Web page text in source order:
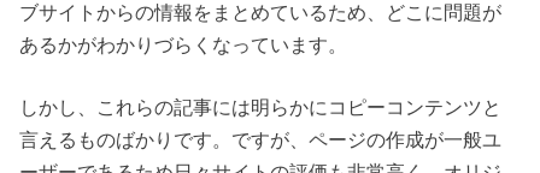
ブサイトからの情報をまとめているため、どこに問題が
あるかがわかりづらくなっています。
しかし、これらの記事には明らかにコピーコンテンツと
言えるものばかりです。ですが、ページの作成が一般ユ